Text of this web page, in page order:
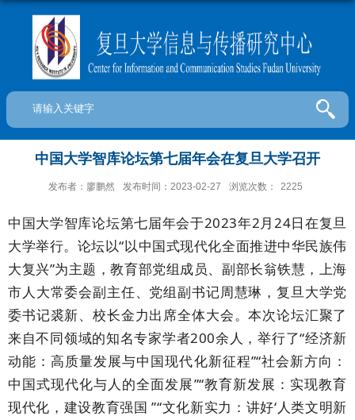
中国大学智库论坛第七届年会在复旦大学召开
发布者：廖鹏然 发布时间：2023-02-27 浏览次数： 2225
中国大学智库论坛第七届年会于2023年2月24日在复旦
大学举行。论坛以“以中国式现代化全面推进中华民族伟
大复兴”为主题，教育部党组成员、副部长翁铁慧，上海
市人大常委会副主任、党组副书记周慧琳，复旦大学党
委书记裘新、校长金力出席全体大会。本次论坛汇聚了
来自不同领域的知名专家学者200余人，举行了“经济新
动能：高质量发展与中国现代化新征程”“社会新方向：
中国式现代化与人的全面发展”“教育新发展：实现教育
现代化，建设教育强国 ”“文化新实力：讲好‘人类文明新